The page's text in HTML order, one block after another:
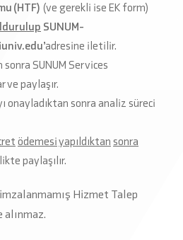
(HTF) (ve gerekli ise EK form)
SUNUM-
’adresine iletilir.
SUNUM Services
ve paylaşır.
onayladıktan sonra analiz süreci
ödemesiyapıldıktan sonra
paylaşılır.
Hizmet Talep
alınmaz.